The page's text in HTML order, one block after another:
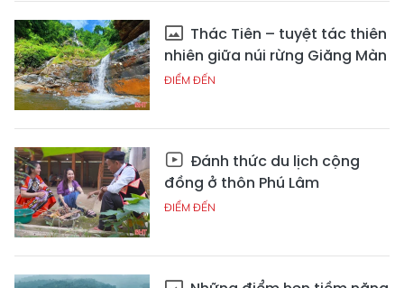
Thác Tiên – tuyệt tác thiên
nhiên giữa núi rừng Giăng Màn
ĐIỂM ĐẾN
Đánh thức du lịch cộng
đồng ở thôn Phú Lâm
ĐIỂM ĐẾN